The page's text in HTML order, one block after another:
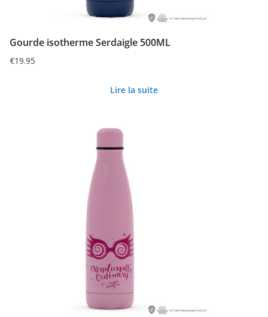
Gourde isotherme Serdaigle 500ML
€19.95
Lire la suite